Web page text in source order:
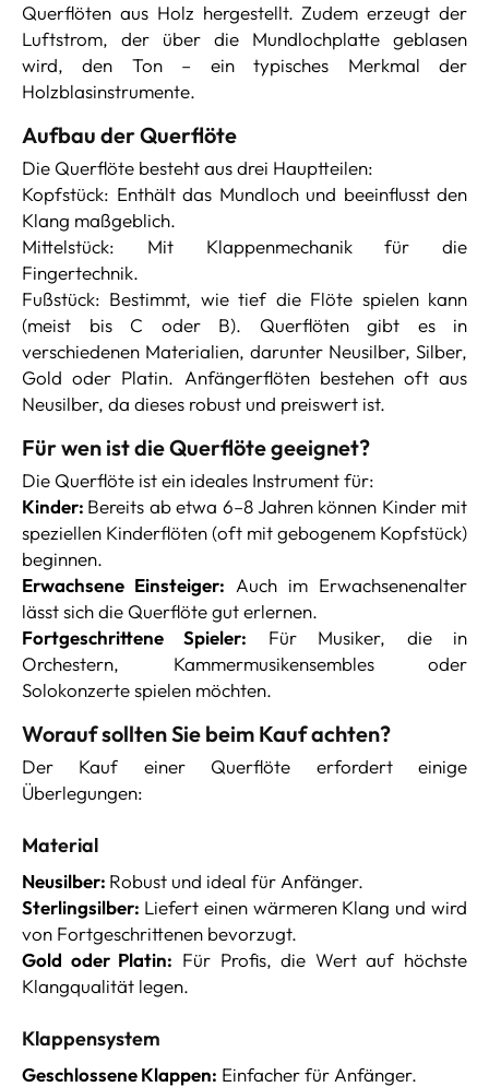
Querflöten aus Holz hergestellt. Zudem erzeugt der
Luftstrom, der über die Mundlochplatte geblasen
wird, den Ton – ein typisches Merkmal der
Holzblasinstrumente.
Aufbau der Querflöte
Die Querflöte besteht aus drei Hauptteilen:
Kopfstück: Enthält das Mundloch und beeinflusst den
Klang maßgeblich.
Mittelstück: Mit Klappenmechanik für die
Fingertechnik.
Fußstück: Bestimmt, wie tief die Flöte spielen kann
(meist bis C oder B). Querflöten gibt es in
verschiedenen Materialien, darunter Neusilber, Silber,
Gold oder Platin. Anfängerflöten bestehen oft aus
Neusilber, da dieses robust und preiswert ist.
Für wen ist die Querflöte geeignet?
Die Querflöte ist ein ideales Instrument für:
Kinder: Bereits ab etwa 6–8 Jahren können Kinder mit
speziellen Kinderflöten (oft mit gebogenem Kopfstück)
beginnen.
Erwachsene Einsteiger: Auch im Erwachsenenalter
lässt sich die Querflöte gut erlernen.
Fortgeschrittene Spieler: Für Musiker, die in
Orchestern, Kammermusikensembles oder
Solokonzerte spielen möchten.
Worauf sollten Sie beim Kauf achten?
Der Kauf einer Querflöte erfordert einige
Überlegungen:
Material
Neusilber: Robust und ideal für Anfänger.
Sterlingsilber: Liefert einen wärmeren Klang und wird
von Fortgeschrittenen bevorzugt.
Gold oder Platin: Für Profis, die Wert auf höchste
Klangqualität legen.
Klappensystem
Geschlossene Klappen: Einfacher für Anfänger.